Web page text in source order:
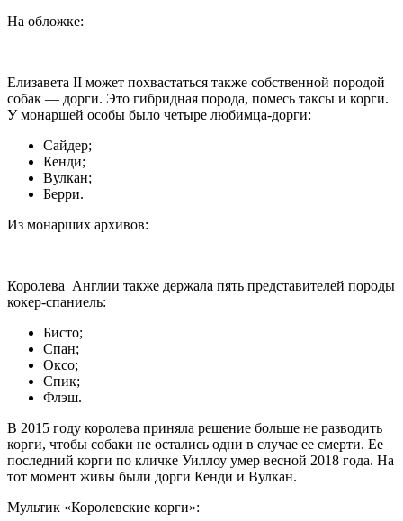
На обложке:
Елизавета II может похвастаться также собственной породой
собак — дорги. Это гибридная порода, помесь таксы и корги.
У монаршей особы было четыре любимца-дорги:
Сайдер;
Кенди;
Вулкан;
Берри.
Из монарших архивов:
Королева Англии также держала пять представителей породы
кокер-спаниель:
Бисто;
Спан;
Оксо;
Спик;
Флэш.
В 2015 году королева приняла решение больше не разводить
корги, чтобы собаки не остались одни в случае ее смерти. Ее
последний корги по кличке Уиллоу умер весной 2018 года. На
тот момент живы были дорги Кенди и Вулкан.
Мультик «Королевские корги»: